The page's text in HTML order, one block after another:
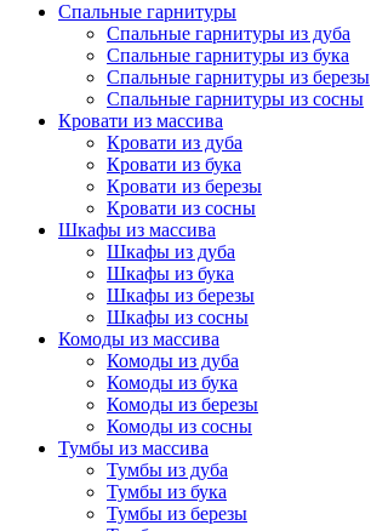
Спальные гарнитуры
Спальные гарнитуры из дуба
Спальные гарнитуры из бука
Спальные гарнитуры из березы
Спальные гарнитуры из сосны
Кровати из массива
Кровати из дуба
Кровати из бука
Кровати из березы
Кровати из сосны
Шкафы из массива
Шкафы из дуба
Шкафы из бука
Шкафы из березы
Шкафы из сосны
Комоды из массива
Комоды из дуба
Комоды из бука
Комоды из березы
Комоды из сосны
Тумбы из массива
Тумбы из дуба
Тумбы из бука
Тумбы из березы